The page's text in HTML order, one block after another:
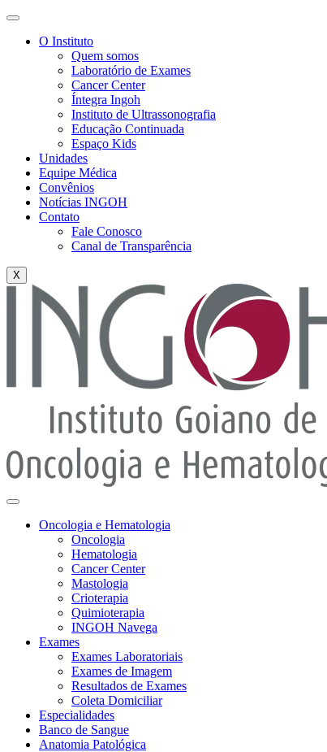
O Instituto
Quem somos
Laboratório de Exames
Cancer Center
Íntegra Ingoh
Instituto de Ultrassonografia
Educação Continuada
Espaço Kids
Unidades
Equipe Médica
Convênios
Notícias INGOH
Contato
Fale Conosco
Canal de Transparência
X
Oncologia e Hematologia
Oncologia
Hematologia
Cancer Center
Mastologia
Crioterapia
Quimioterapia
INGOH Navega
Exames
Exames Laboratoriais
Exames de Imagem
Resultados de Exames
Coleta Domiciliar
Especialidades
Banco de Sangue
Anatomia Patológica